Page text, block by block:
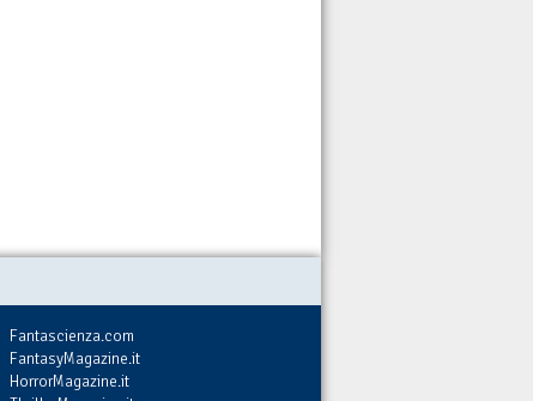
Fantascienza.com
FantasyMagazine.it
HorrorMagazine.it